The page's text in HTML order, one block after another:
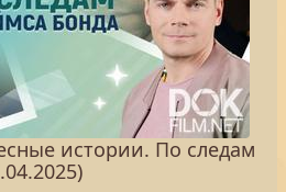
истории. По следам